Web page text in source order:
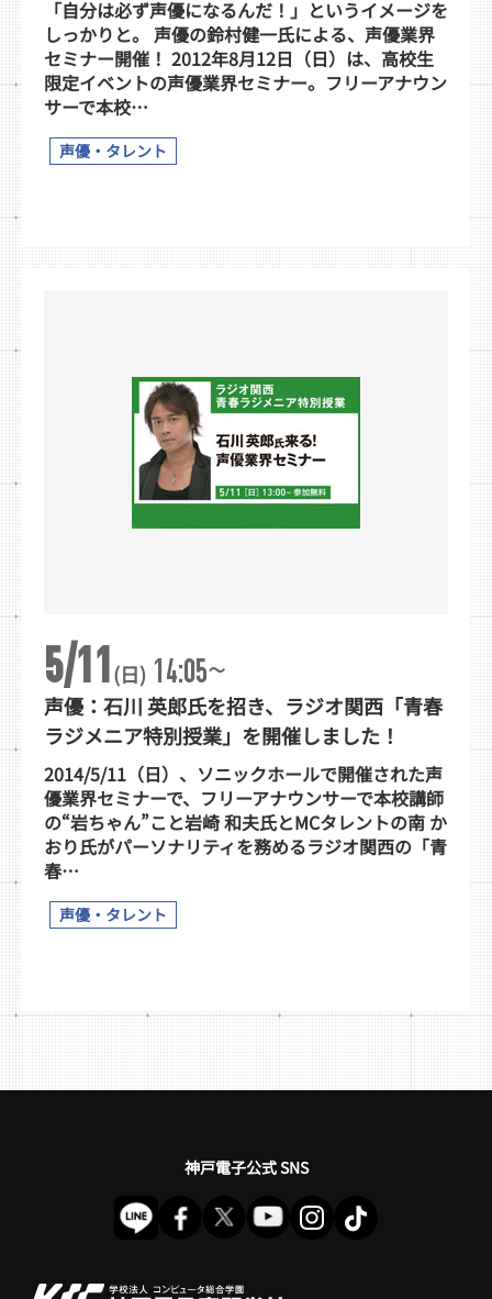
「自分は必ず声優になるんだ！」というイメージを
しっかりと。 声優の鈴村健一氏による、声優業界
セミナー開催！ 2012年8月12日（日）は、高校生
限定イベントの声優業界セミナー。フリーアナウン
サーで本校…
声優・タレント
5/11 (日) 14:05~
声優：石川 英郎氏を招き、ラジオ関西「青春
ラジメニア特別授業」を開催しました！
2014/5/11（日）、ソニックホールで開催された声
優業界セミナーで、フリーアナウンサーで本校講師
の“岩ちゃん”こと岩崎 和夫氏とMCタレントの南 か
おり氏がパーソナリティを務めるラジオ関西の「青
春…
声優・タレント
神戸電子公式 SNS